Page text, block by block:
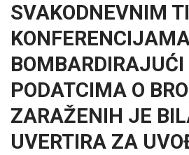
SVAKODNEVNIM
PODATCIMA O
ZARAŽENIH JE
UVERTIRA ZA